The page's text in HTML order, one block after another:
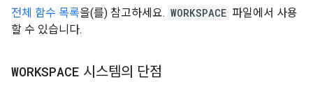
전체 함수 목록을(를) 참고하세요. WORKSPACE 파일에서 사용
할 수 있습니다.
WORKSPACE 시스템의 단점